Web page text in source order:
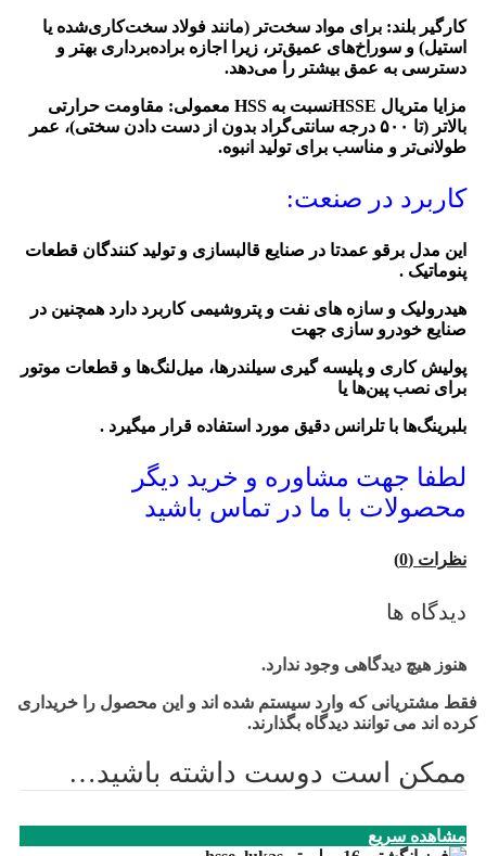
کارگیر بلند: برای مواد سخت‌تر (مانند فولاد سخت‌کاری‌شده یا
استیل) و سوراخ‌های عمیق‌تر، زیرا اجازه براده‌برداری بهتر و
دسترسی به عمق بیشتر را می‌دهد.
مزایا متریال HSSEنسبت به HSS معمولی
: مقاومت حرارتی
بالاتر (تا ۵۰۰ درجه سانتی‌گراد بدون از دست دادن سختی)، عمر
طولانی‌تر و مناسب برای تولید انبوه.
کاربرد در صنعت:
این مدل برقو عمدتا در صنایع قالبسازی و تولید کنندگان قطعات
پنوماتیک .
هیدرولیک و سازه های نفت و پتروشیمی کاربرد دارد همچنین در
صنایع خودرو سازی جهت
پولیش کاری و پلیسه گیری سیلندرها، میل‌لنگ‌ها و قطعات موتور
برای نصب پین‌ها یا
بلبرینگ‌ها با تلرانس دقیق مورد استفاده قرار میگیرد .
لطفا جهت مشاوره و خرید دیگر
محصولات با ما در تماس باشید
نظرات (0)
دیدگاه ها
هنوز هیچ دیدگاهی وجود ندارد.
فقط مشتریانی که وارد سیستم شده اند و این محصول را خریداری
کرده اند می توانند دیدگاه بگذارند.
ممکن است دوست داشته باشید…
مشاهده سریع